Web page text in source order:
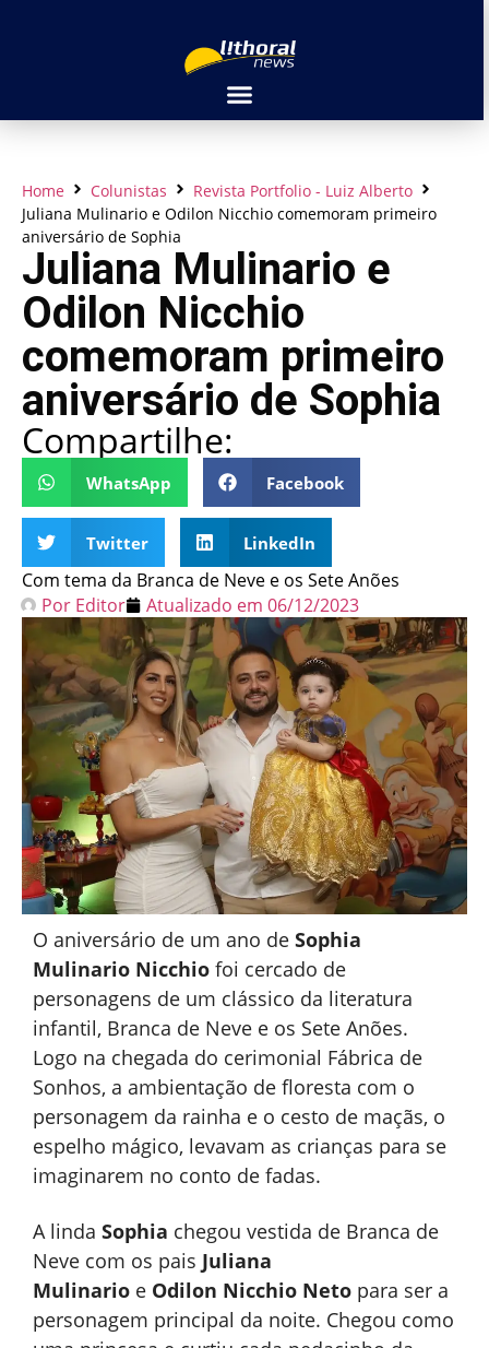
Home Colunistas
Revista Portfolio - Luiz Alberto
Juliana Mulinario e Odilon Nicchio comemoram primeiro
aniversário de Sophia
Juliana Mulinario e
Odilon Nicchio
comemoram primeiro
aniversário de Sophia
Compartilhe:
WhatsApp Facebook
Twitter LinkedIn
Com tema da Branca de Neve e os Sete Anões
Por Editor Atualizado em 06/12/2023
O aniversário de um ano de Sophia
Mulinario Nicchio foi cercado de
personagens de um clássico da literatura
infantil, Branca de Neve e os Sete Anões.
Logo na chegada do cerimonial Fábrica de
Sonhos, a ambientação de floresta com o
personagem da rainha e o cesto de maçãs, o
espelho mágico, levavam as crianças para se
imaginarem no conto de fadas.
A linda Sophia chegou vestida de Branca de
Neve com os pais Juliana
Mulinario e Odilon Nicchio Neto para ser a
personagem principal da noite. Chegou como